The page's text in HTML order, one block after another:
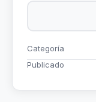
Categoría
Publicado